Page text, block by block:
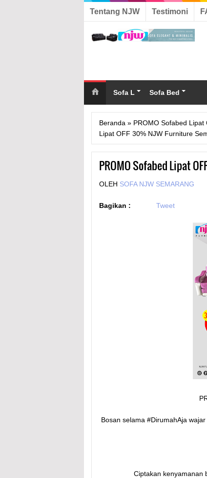
Tentang NJW Testimoni
Sofa L Sofa Bed
Beranda » PROMO Sofabed Lipat
Lipat OFF 30% NJW Furniture
PROMO Sofabed Lipat
OLEH SOFA NJW SEMARANG
Bagikan : Tweet
Bosan selama #DirumahAja
Ciptakan kenyamanan